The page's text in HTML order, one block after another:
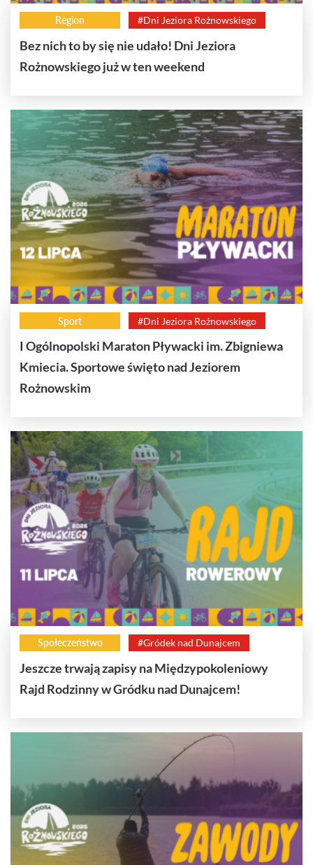
Region #Dni Jeziora Rożnowskiego
Bez nich to by się nie udało! Dni Jeziora
Rożnowskiego już w ten weekend
Sport #Dni Jeziora Rożnowskiego
I Ogólnopolski Maraton Pływacki im. Zbigniewa
Kmiecia. Sportowe święto nad Jeziorem
Rożnowskim
Społeczeństwo #Gródek nad Dunajcem
Jeszcze trwają zapisy na Międzypokoleniowy
Rajd Rodzinny w Gródku nad Dunajcem!